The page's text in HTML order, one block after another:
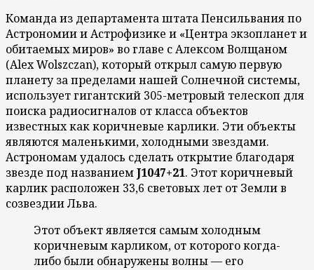
Команда из департамента штата Пенсильвания по
Астрономии и Астрофизике и «Центра экзопланет и
обитаемых миров» во главе с Алексом Волщаном
(Alex Wolszczan), который открыл самую первую
планету за пределами нашей Солнечной системы,
использует гигантский 305-метровый телескоп для
поиска радиосигналов от класса объектов
известных как коричневые карлики. Эти объекты
являются маленькими, холодными звездами.
Астрономам удалось сделать открытие благодаря
звезде под названиемJ1047+21. Этот коричневый
карлик расположен 33,6 световых лет от Земли в
созвездии Льва.
Этот объект является самым холодным
коричневым карликом, от которого когда-
либо были обнаружены волны — его